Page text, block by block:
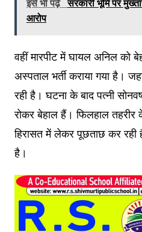
इसे भी पढ़े सरकारी भूमि पर
आरोप
वहीं मारपीट में घायल अनिल को
अस्पताल भर्ती कराया गया है।
रही है। घटना के बाद पत्नी
रोकर बेहाल हैं। फिलहाल तहरीर
हिरासत में लेकर पूछताछ कर रही
है।